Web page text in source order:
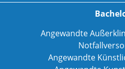
Angewandte
Angewandte